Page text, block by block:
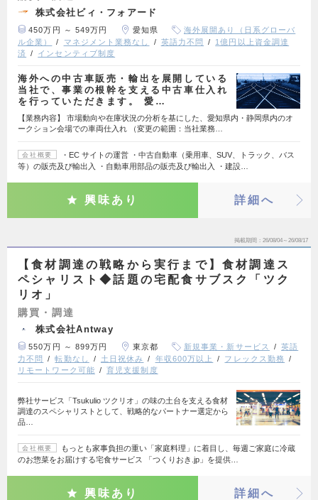
株式会社ビィ・フォアード
450万円 ～ 549万円 愛知県
海外展開あり（日系グローバ
ル企業）
マネジメント業務なし 英語力不問
1億円以上資金調達
済
インセンティブ制度
海外への中古車販売・輸出を展開している
当社で、事業の根幹を支える中古車仕入れ
を行っていただきます。 愛…
【業務内容】 市場動向や在庫状況の分析を基にした、愛知県内・静岡県内のオ
ークション会場での車両仕入れ （変更の範囲：当社業務…
会社概要
・EC サイトの運営 ・中古自動車（乗用車、SUV、トラック、バス
等）の販売及び輸出入 ・自動車用部品の販売及び輸出入 ・建設…
興味あり 詳細へ
掲載期間 26/08/04～26/08/17
【食材調達の戦略から実行まで】食材調達ス
ペシャリスト◆話題の宅配食サブスク「ツク
リオ」
購買・調達
株式会社Antway
550万円 ～ 899万円 東京都 新規事業・新サービス
英語
力不問
転勤なし 土日祝休み 年収600万以上
フレックス勤務
リモートワーク可能
育児支援制度
弊社サービス「Tsukulio ツクリオ」の味の土台を支える食材
調達のスペシャリストとして、戦略的なパートナー選定から
品…
会社概要
もっとも家事負担の重い「家庭料理」に着目し、毎週ご家庭に冷蔵
のお惣菜をお届けする宅食サービス 「つくりおき.jp」を提供…
興味あり 詳細へ